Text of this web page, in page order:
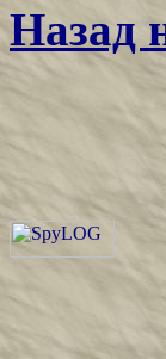
Назад